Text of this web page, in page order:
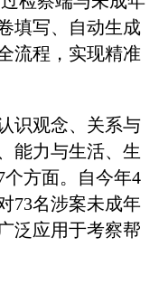
填写、自动生成
流程，实现精准
识观念、关系与
能力与生活、生
方面。自今年4
73名涉案未成年
泛应用于考察帮